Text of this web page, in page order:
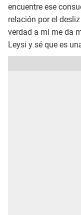
encuentre ese
relación por el
verdad a mi me da
Leysi y sé que es